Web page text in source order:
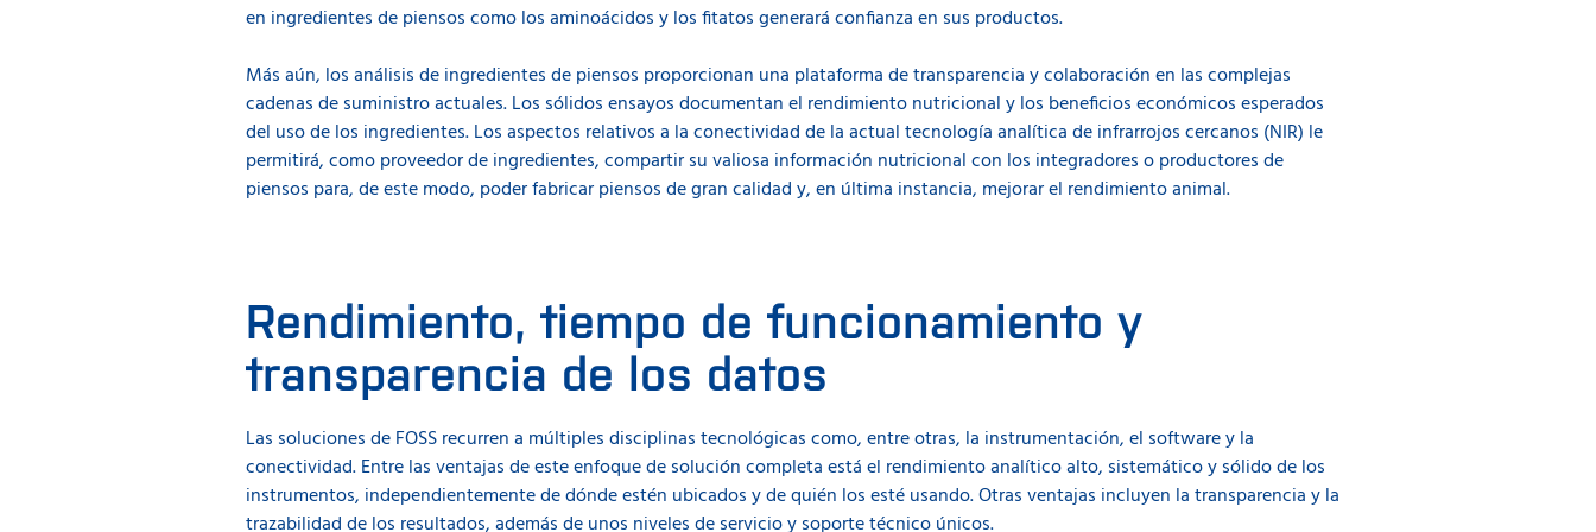
calibraciones específicas para garantizar una dosificación óptima común de ingredientes especiales, independientemente
de dónde se empleen.
Las demás ventajas de este enfoque de conexión en red incluyen:
• Acceso a los datos de análisis de todos los instrumentos y plantas para garantizar una calidad homogénea en toda su
organización.
en ingredientes de piensos como los aminoácidos y los fitatos generará confianza en sus productos.
Más aún, los análisis de ingredientes de piensos proporcionan una plataforma de transparencia y colaboración en las complejas
cadenas de suministro actuales. Los sólidos ensayos documentan el rendimiento nutricional y los beneficios económicos esperados
del uso de los ingredientes. Los aspectos relativos a la conectividad de la actual tecnología analítica de infrarrojos cercanos (NIR) le
permitirá, como proveedor de ingredientes, compartir su valiosa información nutricional con los integradores o productores de
piensos para, de este modo, poder fabricar piensos de gran calidad y, en última instancia, mejorar el rendimiento animal.
Rendimiento, tiempo de funcionamiento y
transparencia de los datos
Las soluciones de FOSS recurren a múltiples disciplinas tecnológicas como, entre otras, la instrumentación, el software y la
conectividad. Entre las ventajas de este enfoque de solución completa está el rendimiento analítico alto, sistemático y sólido de los
instrumentos, independientemente de dónde estén ubicados y de quién los esté usando. Otras ventajas incluyen la transparencia y la
trazabilidad de los resultados, además de unos niveles de servicio y soporte técnico únicos.